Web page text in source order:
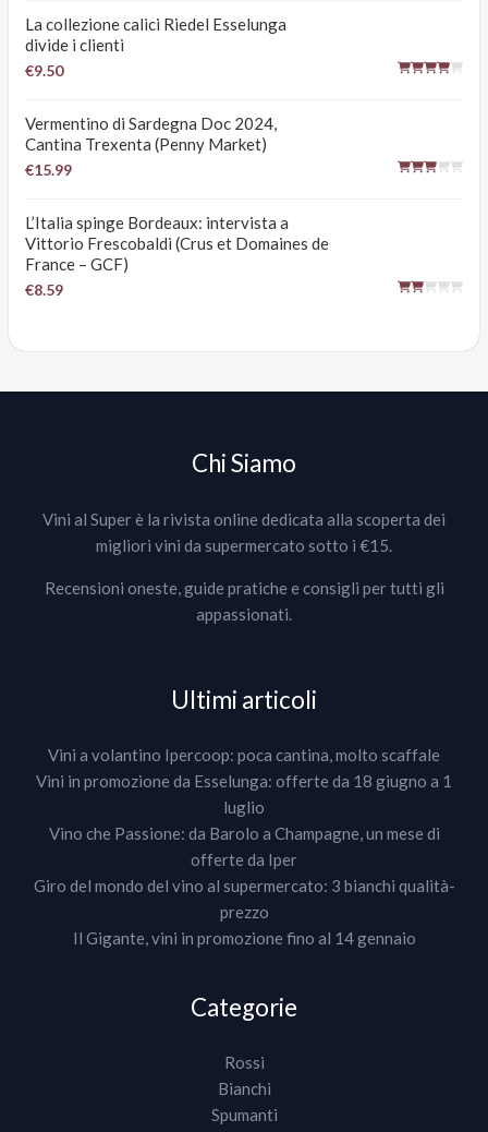
La collezione calici Riedel Esselunga
divide i clienti
€9.50
Vermentino di Sardegna Doc 2024,
Cantina Trexenta (Penny Market)
€15.99
L’Italia spinge Bordeaux: intervista a
Vittorio Frescobaldi (Crus et Domaines de
France – GCF)
€8.59
Chi Siamo
Vini al Super è la rivista online dedicata alla scoperta dei
migliori vini da supermercato sotto i €15.
Recensioni oneste, guide pratiche e consigli per tutti gli
appassionati.
Ultimi articoli
Vini a volantino Ipercoop: poca cantina, molto scaffale
Vini in promozione da Esselunga: offerte da 18 giugno a 1
luglio
Vino che Passione: da Barolo a Champagne, un mese di
offerte da Iper
Giro del mondo del vino al supermercato: 3 bianchi qualità-
prezzo
Il Gigante, vini in promozione fino al 14 gennaio
Categorie
Rossi
Bianchi
Spumanti